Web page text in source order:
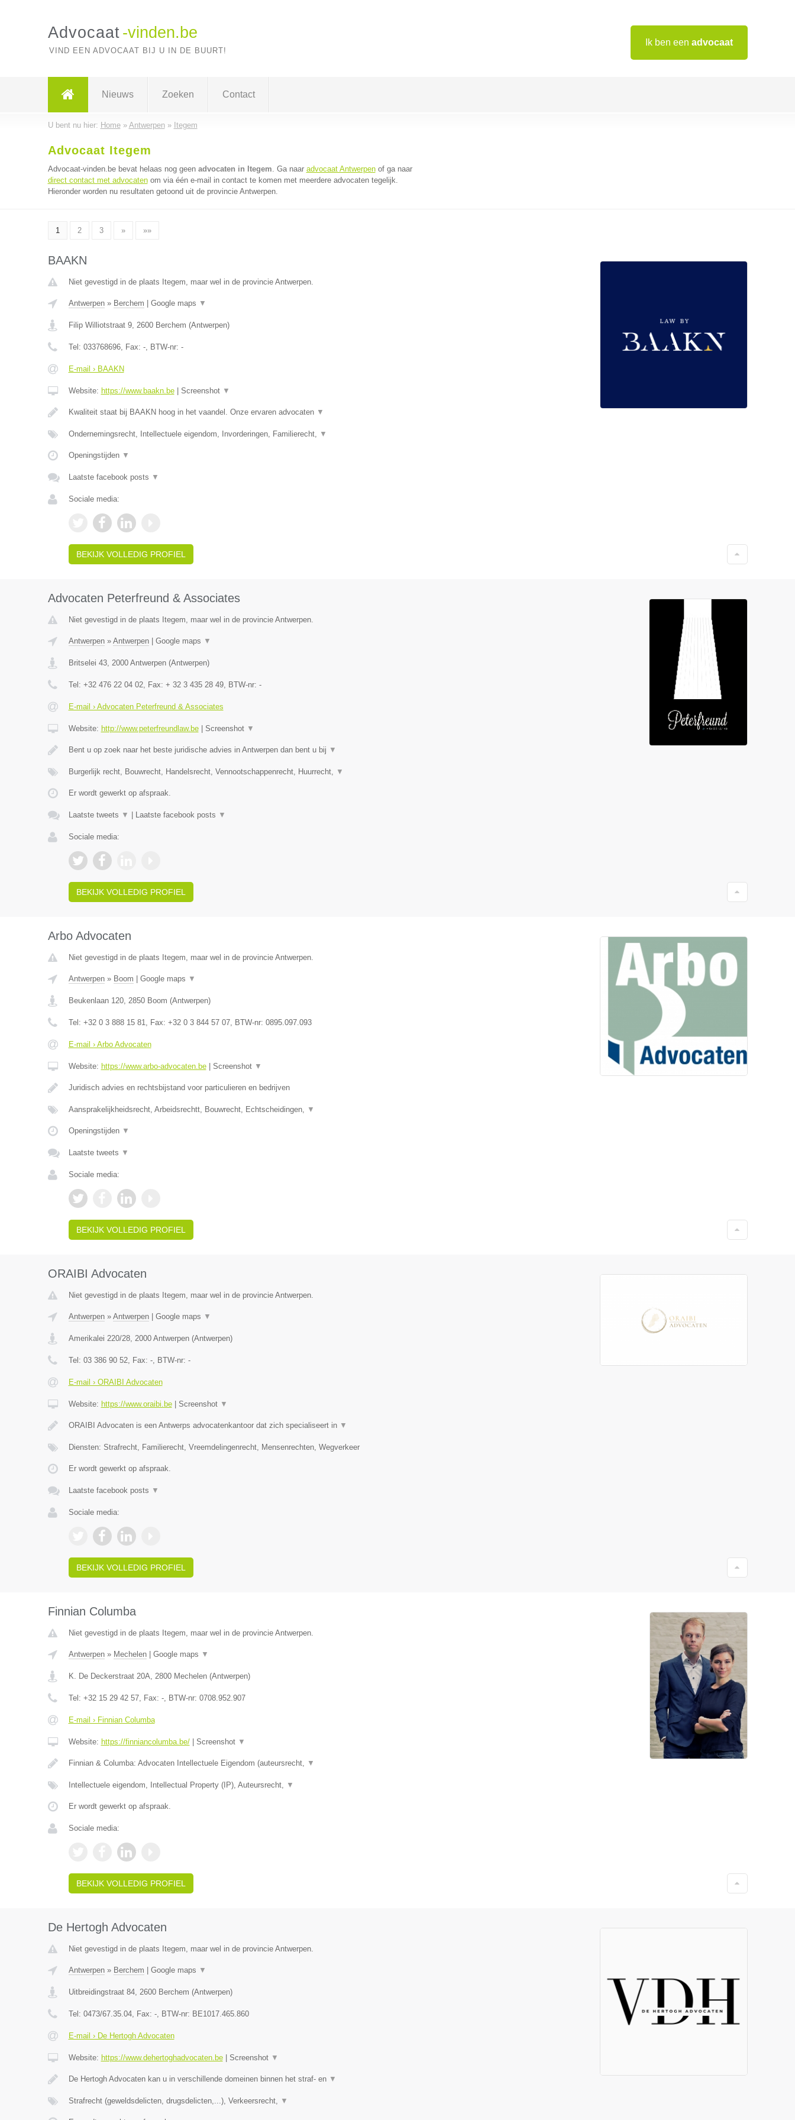
Ik ben een advocaat
Advocaat -vinden.be
VIND EEN ADVOCAAT BIJ U IN DE BUURT!
Nieuws Zoeken Contact
U bent nu hier: Home» Antwerpen» Itegem
Advocaat Itegem
Advocaat-vinden.be bevat helaas nog geen advocaten in Itegem. Ga naar advocaat Antwerpenof ga naar
direct contact met advocatenom via één e-mail in contact te komen met meerdere advocaten tegelijk.
Hieronder worden nu resultaten getoond uit de provincie Antwerpen.
1 2 3 » »»
BAAKN
Niet gevestigd in de plaats Itegem, maar wel in de provincie Antwerpen.
Antwerpen» Berchem Google maps ▼
Filip Williotstraat 9, 2600 Berchem (Antwerpen)
Tel: 033768696, Fax: -, BTW-nr: -
E-mail › BAAKN
Website: https://www.baakn.be| Screenshot ▼
Kwaliteit staat bij BAAKN hoog in het vaandel. Onze ervaren advocaten ▼
Ondernemingsrecht, Intellectuele eigendom, Invorderingen, Familierecht, ▼
Openingstijden ▼
Laatste facebook posts ▼
Sociale media:
BEKIJK VOLLEDIG PROFIEL
Advocaten Peterfreund & Associates
Niet gevestigd in de plaats Itegem, maar wel in de provincie Antwerpen.
Antwerpen» Antwerpen| Google maps ▼
Britselei 43, 2000 Antwerpen(Antwerpen)
Tel: +32 476 22 04 02, Fax: + 32 3 435 28 49, BTW-nr: -
E-mail › Advocaten Peterfreund & Associates
Website: http://www.peterfreundlaw.be| Screenshot ▼
Bent u op zoek naar het beste juridische advies in Antwerpen dan bent u bij ▼
Burgerlijk recht, Bouwrecht, Handelsrecht, Vennootschappenrecht, Huurrecht, ▼
Er wordt gewerkt op afspraak.
Laatste tweets ▼ Laatste facebook posts ▼
Sociale media:
BEKIJK VOLLEDIG PROFIEL
Arbo Advocaten
Niet gevestigd in de plaats Itegem, maar wel in de provincie Antwerpen.
Antwerpen» Boom Google maps ▼
Beukenlaan 120, 2850 Boom (Antwerpen)
Tel: +32 0 3 888 15 81, Fax: +32 0 3 844 57 07, BTW-nr: 0895.097.093
E-mail › Arbo Advocaten
Website: https://www.arbo-advocaten.be| Screenshot ▼
Juridisch advies en rechtsbijstand voor particulieren en bedrijven
Aansprakelijkheidsrecht, Arbeidsrechtt, Bouwrecht, Echtscheidingen, ▼
Openingstijden ▼
Laatste tweets ▼
Sociale media:
BEKIJK VOLLEDIG PROFIEL
ORAIBI Advocaten
Niet gevestigd in de plaats Itegem, maar wel in de provincie Antwerpen.
Antwerpen» Antwerpen| Google maps ▼
Amerikalei 220/28, 2000 Antwerpen(Antwerpen)
Tel: 03 386 90 52, Fax: -, BTW-nr: -
E-mail › ORAIBI Advocaten
Website: https://www.oraibi.be| Screenshot ▼
ORAIBI Advocaten is een Antwerps advocatenkantoor dat zich specialiseert in ▼
Diensten: Strafrecht, Familierecht, Vreemdelingenrecht, Mensenrechten, Wegverkeer
Er wordt gewerkt op afspraak.
Laatste facebook posts ▼
Sociale media:
BEKIJK VOLLEDIG PROFIEL
Finnian Columba
Niet gevestigd in de plaats Itegem, maar wel in de provincie Antwerpen.
Antwerpen» Mechelen| Google maps ▼
K. De Deckerstraat 20A, 2800 Mechelen(Antwerpen)
Tel: +32 15 29 42 57, Fax: -, BTW-nr: 0708.952.907
E-mail › Finnian Columba
Website: https://finniancolumba.be/| Screenshot ▼
Finnian & Columba: Advocaten Intellectuele Eigendom (auteursrecht, ▼
Intellectuele eigendom, Intellectual Property (IP), Auteursrecht, ▼
Er wordt gewerkt op afspraak.
Sociale media:
BEKIJK VOLLEDIG PROFIEL
De Hertogh Advocaten
Niet gevestigd in de plaats Itegem, maar wel in de provincie Antwerpen.
Antwerpen» Berchem Google maps ▼
Uitbreidingstraat 84, 2600 Berchem (Antwerpen)
Tel: 0473/67.35.04, Fax: -, BTW-nr: BE1017.465.860
E-mail › De Hertogh Advocaten
Website: https://www.dehertoghadvocaten.be| Screenshot ▼
De Hertogh Advocaten kan u in verschillende domeinen binnen het straf- en ▼
Strafrecht (geweldsdelicten, drugsdelicten,...), Verkeersrecht, ▼